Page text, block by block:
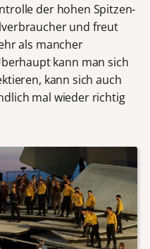
der hohen Spitzen-
und freut
als mancher
kann man sich
kann sich auch
mal wieder richtig